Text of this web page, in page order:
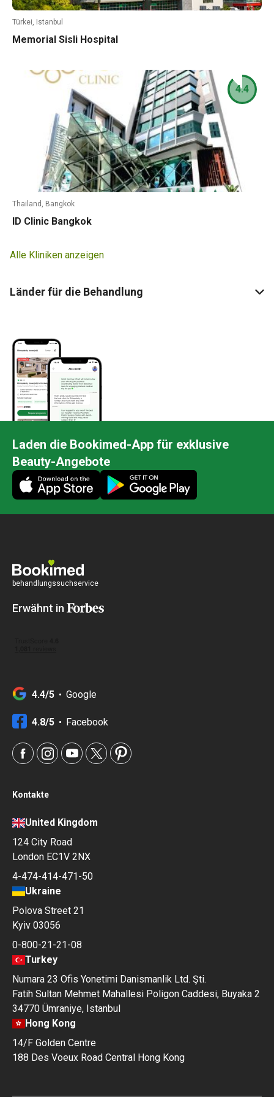
Türkei, Istanbul
Memorial Sisli Hospital
Thailand, Bangkok
ID Clinic Bangkok
4.4
Alle Kliniken anzeigen
Länder für die Behandlung
Laden die Bookimed-App für exklusive
Beauty-Angebote
behandlungssuchservice
Erwähnt in
4.4/5 Google
4.8/5 Facebook
Kontakte
United Kingdom
124 City Road
London EC1V 2NX
4-474-414-471-50
Ukraine
Polova Street 21
Kyiv 03056
0-800-21-21-08
Turkey
Numara 23 Ofis Yonetimi Danismanlik Ltd. Şti.
Fatih Sultan Mehmet Mahallesi Poligon Caddesi, Buyaka 2
34770 Ümraniye, Istanbul
Hong Kong
14/F Golden Centre
188 Des Voeux Road Central Hong Kong